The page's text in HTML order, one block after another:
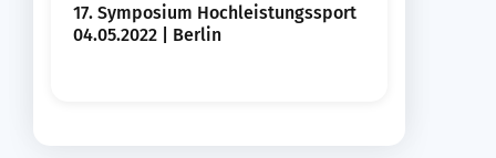
17. Symposium Hochleistungssport
04.05.2022 | Berlin